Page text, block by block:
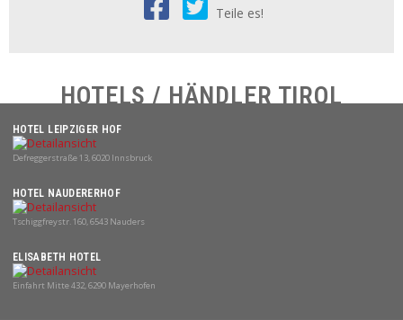
Teile es!
HOTELS / HÄNDLER TIROL
HOTEL LEIPZIGER HOF
Defreggerstraße 13, 6020 Innsbruck
HOTEL NAUDERERHOF
Tschiggfreystr. 160, 6543 Nauders
ELISABETH HOTEL
Einfahrt Mitte 432, 6290 Mayerhofen